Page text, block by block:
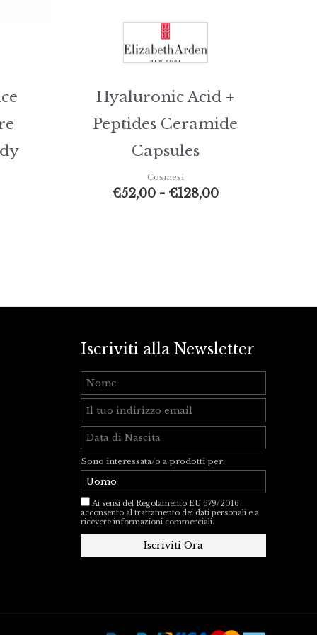
Hyaluronic Acid +
Peptides Ceramide
Capsules
Cosmesi
€52,00 - €128,00
Iscriviti alla Newsletter
Sono interessata/o a prodotti per:
Ai sensi del Regolamento EU 679/2016
acconsento al trattamento dei dati personali e a
ricevere informazioni commerciali.